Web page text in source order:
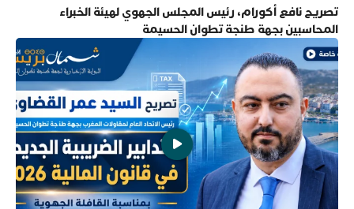
تصريح نافع أكورام، رئيس المجلس الجهوي لهيئة الخبراء
المحاسبين بجهة طنجة تطوان الحسيمة